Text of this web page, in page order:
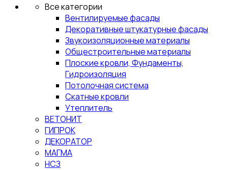
Все категории
Вентилируемые фасады
Декоративные штукатурные фасады
Звукоизоляционные материалы
Общестроительные материалы
Плоские кровли, Фундаменты,
Гидроизоляция
Потолочная система
Скатные кровли
Утеплитель
ВЕТОНИТ
ГИПРОК
ДЕКОРАТОР
МАГМА
НСЗ